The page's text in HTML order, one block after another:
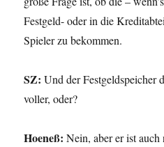
Festgeld- oder in die
Spieler zu bekommen.
SZ: Und der Festgeldspeicher
voller, oder?
Hoeneß: Nein, aber er ist